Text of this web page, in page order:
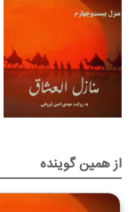
از همین گوینده